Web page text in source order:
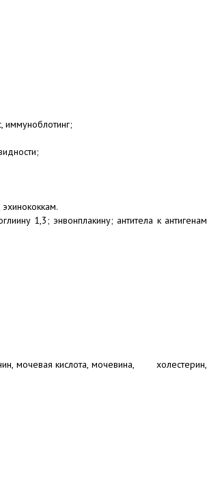
1,3; энвонплакину; антитела к антигенам
мочевая кислота, мочевина, холестерин,